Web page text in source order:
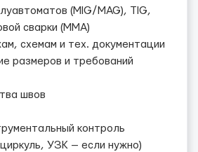
(MIG/MAG), TIG,
сварки (MMA)
схемам и тех. документации
размеров и требований
швов
контроль
УЗК — если нужно)